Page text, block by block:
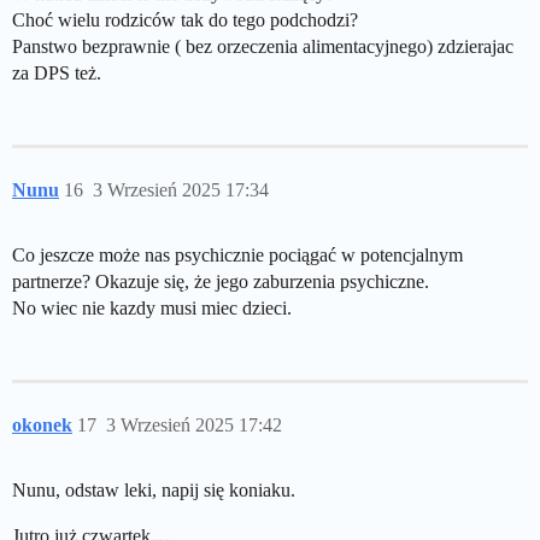
Choć wielu rodziców tak do tego podchodzi?
Panstwo bezprawnie ( bez orzeczenia alimentacyjnego) zdzierajac
za DPS też.
Nunu 3 Wrzesień 2025 17:34
16
Co jeszcze może nas psychicznie pociągać w potencjalnym
partnerze? Okazuje się, że jego zaburzenia psychiczne.
No wiec nie kazdy musi miec dzieci.
okonek 3 Wrzesień 2025 17:42
17
Nunu, odstaw leki, napij się koniaku.